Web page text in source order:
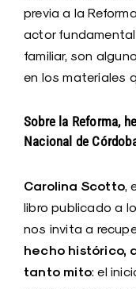
previa a la
actor
familiar, son
en los materiales
Sobre la Reforma,
Nacional de
Carolina Scotto,
libro publicado a
nos invita a
hecho histórico,
tanto mito: el